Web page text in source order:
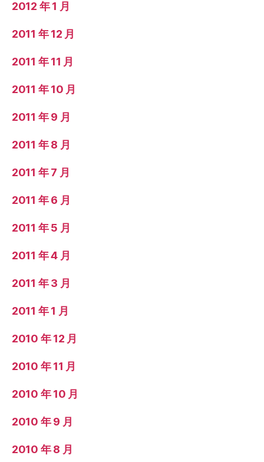
2012 年 1 月
2011 年 12 月
2011 年 11 月
2011 年 10 月
2011 年 9 月
2011 年 8 月
2011 年 7 月
2011 年 6 月
2011 年 5 月
2011 年 4 月
2011 年 3 月
2011 年 1 月
2010 年 12 月
2010 年 11 月
2010 年 10 月
2010 年 9 月
2010 年 8 月